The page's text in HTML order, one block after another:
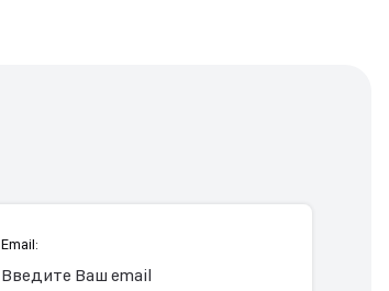
Email: